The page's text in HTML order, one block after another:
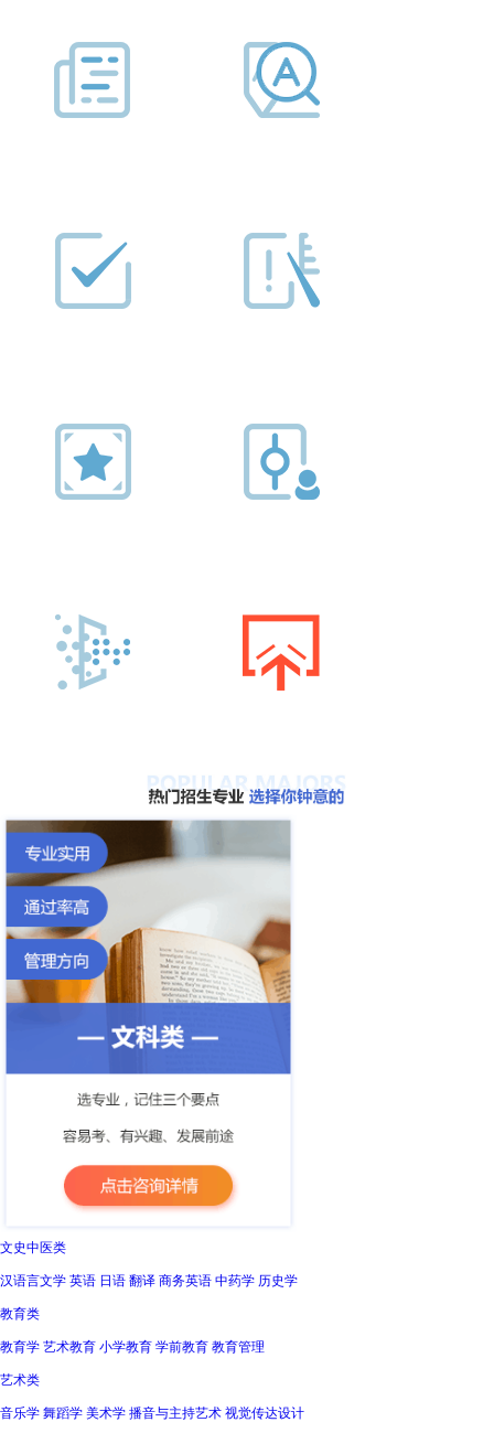
文史中医类
汉语言文学 英语 日语 翻译 商务英语 中药学 历史学
教育类
教育学 艺术教育 小学教育 学前教育 教育管理
艺术类
音乐学 舞蹈学 美术学 播音与主持艺术 视觉传达设计